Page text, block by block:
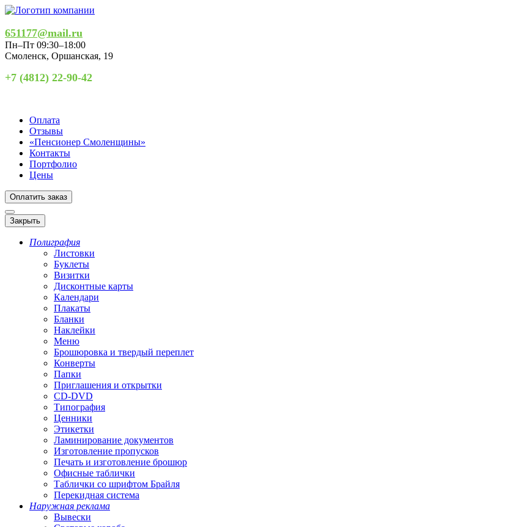
651177@mail.ru
Пн–Пт 09:30–18:00
Смоленск, Оршанская, 19
+7 (4812) 22-90-42
Оплата
Отзывы
«Пенсионер Смоленщины»
Контакты
Портфолио
Цены
Оплатить заказ
Закрыть
Полиграфия
Листовки
Буклеты
Визитки
Дисконтные карты
Календари
Плакаты
Бланки
Наклейки
Меню
Брошюровка и твердый переплет
Конверты
Папки
Приглашения и открытки
CD-DVD
Типография
Ценники
Этикетки
Ламинирование документов
Изготовление пропусков
Печать и изготовление брошюр
Офисные таблички
Таблички со шрифтом Брайля
Перекидная система
Наружная реклама
Вывески